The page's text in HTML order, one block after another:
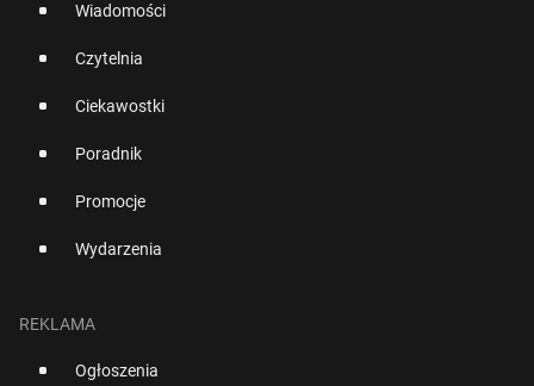
Wiadomości
Czytelnia
Ciekawostki
Poradnik
Promocje
Wydarzenia
REKLAMA
Ogłoszenia